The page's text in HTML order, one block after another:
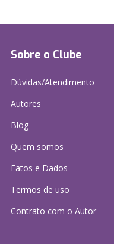
Sobre o Clube
Dúvidas/Atendimento
Autores
Blog
Quem somos
Fatos e Dados
Termos de uso
Contrato com o Autor